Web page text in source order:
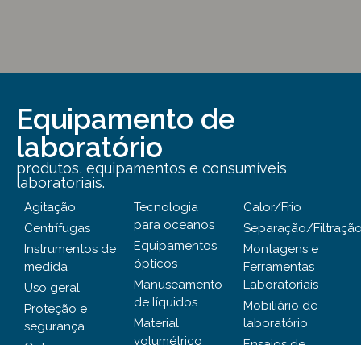
Equipamento de
laboratório
produtos, equipamentos e consumíveis
laboratoriais.
Agitação
Centrífugas
Instrumentos de
medida
Uso geral
Proteção e
segurança
Tecnologia
para oceanos
Equipamentos
ópticos
Manuseamento
de líquidos
Material
volumétrico
Calor/Frio
Separação/
Montagens e
Ferramentas
Laboratoriais
Mobiliário de
laboratório